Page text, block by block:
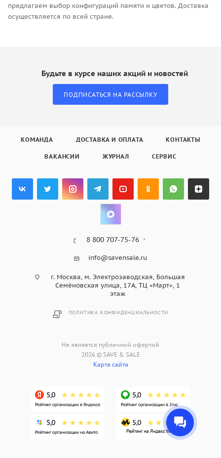
предлагаем выбор конфигураций памяти и цветов. Доставка
осуществляется по всей стране.
Будьте в курсе наших акций и новостей
ПОДПИСАТЬСЯ НА РАССЫЛКУ
КОМАНДА ДОСТАВКА И ОПЛАТА КОНТАКТЫ
ВАКАНСИИ ЖУРНАЛ СЕРВИС
8 800 707-75-76
info@savensale.ru
г. Москва, м. Электрозаводская, Большая
Семёновская улица, 17А, ТЦ «Март», 1
этаж
ПОЛИТИКА КОНФИДЕНЦИАЛЬНОСТИ
Не является публичной офертой
2026 © SAVE & SALE
Карта сайта